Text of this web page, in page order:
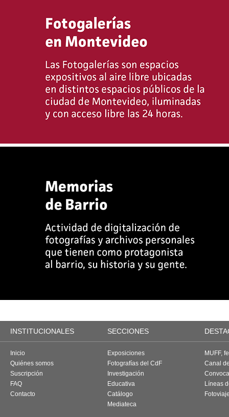
INSTITUCIONALES SECCIONES
Inicio
Quiénes somos
Suscripción
FAQ
Contacto
Exposiciones
Fotografías del CdF
Investigación
Educativa
Catálogo
Mediateca
MUFF,
Canal
Líneas